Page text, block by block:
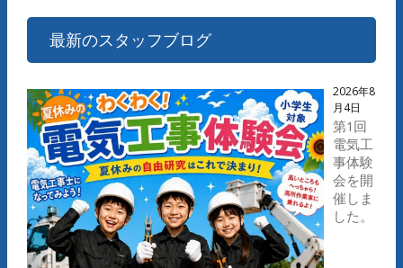
最新のスタッフブログ
2026年8
月4日
第1回
電気工
事体験
会を開
催しま
した。